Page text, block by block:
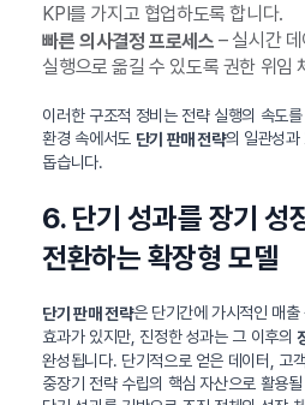
KPI를 가지고 협업하도록 합니다.
빠른 의사결정 프로세스 – 실시간
실행으로 옮길 수 있도록 권한 위임
이러한 구조적 정비는 전략 실행의 속도
환경 속에서도 단기 판매 전략의 일관성과
돕습니다.
6. 단기 성과를 장기 성
전환하는 확장형 모델
단기 판매 전략은 단기간에 가시적인 매
효과가 있지만, 진정한 성과는 그 이후의
완성됩니다. 단기적으로 얻은 데이터, 고
중장기 전략 수립의 핵심 자산으로 활용